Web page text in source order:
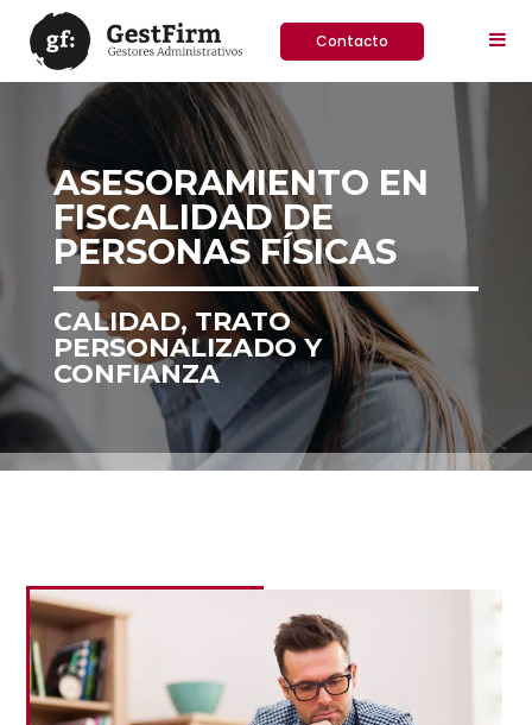
Contacto
ASESORAMIENTO EN
FISCALIDAD DE
PERSONAS FÍSICAS
CALIDAD, TRATO
PERSONALIZADO Y
CONFIANZA